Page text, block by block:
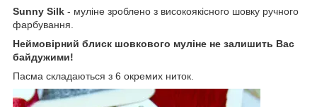
Sunny Silk - муліне зроблено з високоякісного шовку ручного
фарбування.
Неймовірний блиск шовкового муліне не залишить Вас
байдужими!
Пасма складаються з 6 окремих ниток.